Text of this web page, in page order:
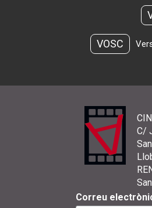
VOSC
C/
Correu